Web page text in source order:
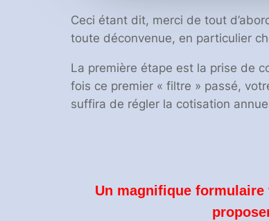
Ceci étant dit, merci de tout
toute déconvenue, en particulier
La première étape est la prise de
fois ce premier « filtre » passé,
suffira de régler la cotisation
Un magnifique